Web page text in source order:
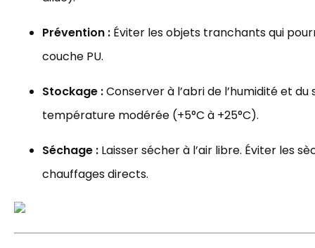
Prévention : Éviter les objets tranchants qui
couche PU.
Stockage :Conserver à l’abri de l’humidité et du
température modérée (+5°C à +25°C).
Séchage : Laisser sécher à l’air libre. Éviter les
chauffages directs.